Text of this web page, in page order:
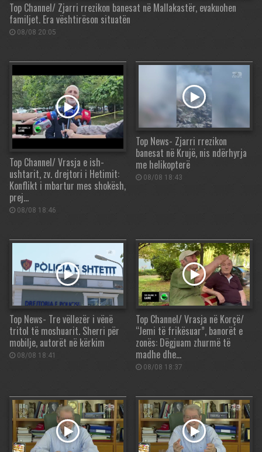
Top Channel/ Zjarri rrezikon banesat në Mallakastër, evakuohen
familjet. Era vështirëson situatën
08/08 20:05
Top Channel/ Vrasja e ish-
ushtarit, zv. drejtori i Hetimit:
Konflikt i mbartur mes shokësh,
prej…
08/08 18:46
Top News- Zjarri rrezikon
banesat në Krujë, nis ndërhyrja
me helikopterë
08/08 18:43
Top News- Tre vëllezër i vënë
tritol të moshuarit. Sherri për
mobilje, autorët në kërkim
08/08 18:41
Top Channel/ Vrasja në Korçë/
“Jemi të frikësuar”, banorët e
zonës: Dëgjuam zhurmë të
madhe dhe…
08/08 18:37